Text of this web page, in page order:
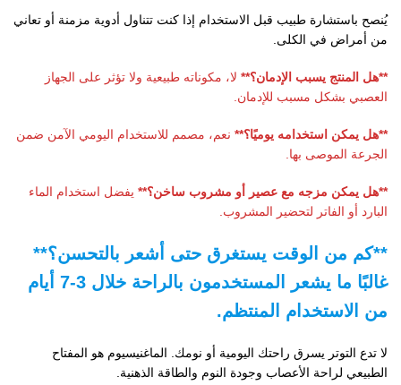
يُنصح باستشارة طبيب قبل الاستخدام إذا كنت تتناول أدوية مزمنة أو تعاني
من أمراض في الكلى.
**هل المنتج يسبب الإدمان؟** لا، مكوناته طبيعية ولا تؤثر على الجهاز
العصبي بشكل مسبب للإدمان.
**هل يمكن استخدامه يوميًا؟** نعم، مصمم للاستخدام اليومي الآمن ضمن
الجرعة الموصى بها.
**هل يمكن مزجه مع عصير أو مشروب ساخن؟** يفضل استخدام الماء
البارد أو الفاتر لتحضير المشروب.
**كم من الوقت يستغرق حتى أشعر بالتحسن؟**
غالبًا ما يشعر المستخدمون بالراحة خلال 3-7 أيام
من الاستخدام المنتظم.
لا تدع التوتر يسرق راحتك اليومية أو نومك. الماغنيسيوم هو المفتاح
الطبيعي لراحة الأعصاب وجودة النوم والطاقة الذهنية.